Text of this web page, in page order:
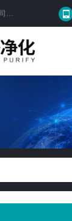
欢迎访问上海沪净医疗器械有限公司网站！